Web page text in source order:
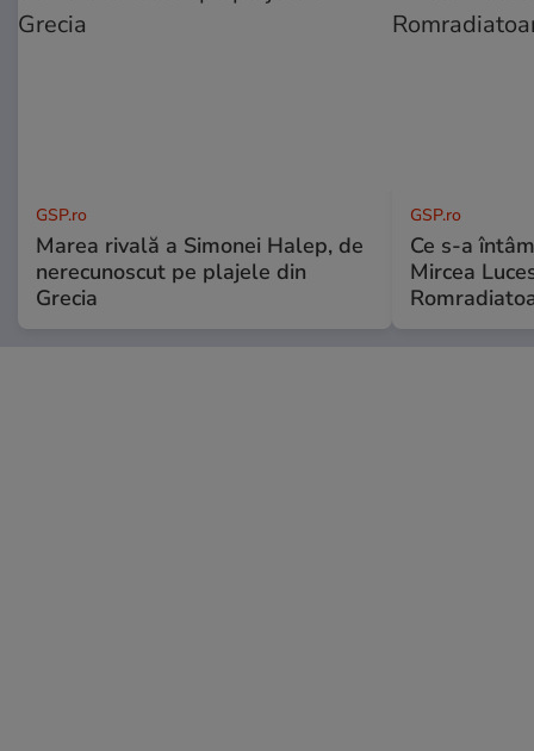
GSP.ro
Marea rivală a Simonei Halep, de
nerecunoscut pe plajele din
Grecia
GSP.ro
Ce s-a
Mircea